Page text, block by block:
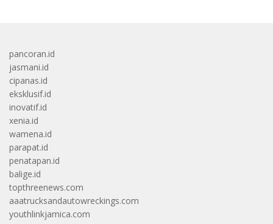
pancoran.id
jasmani.id
cipanas.id
eksklusif.id
inovatif.id
xenia.id
wamena.id
parapat.id
penatapan.id
balige.id
topthreenews.com
aaatrucksandautowreckings.com
youthlinkjamica.com